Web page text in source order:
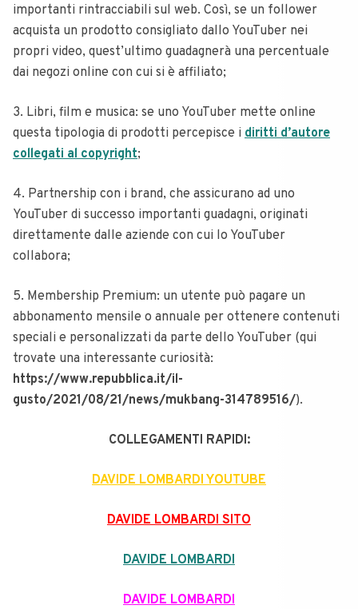
importanti rintracciabili sul web. Così, se un follower
acquista un prodotto consigliato dallo YouTuber nei
propri video, quest’ultimo guadagnerà una percentuale
dai negozi online con cui si è affiliato;
3. Libri, film e musica: se uno YouTuber mette online
questa tipologia di prodotti percepisce i diritti d’autore
collegati al copyright;
4. Partnership con i brand, che assicurano ad uno
YouTuber di successo importanti guadagni, originati
direttamente dalle aziende con cui lo YouTuber
collabora;
5. Membership Premium: un utente può pagare un
abbonamento mensile o annuale per ottenere contenuti
speciali e personalizzati da parte dello YouTuber (qui
trovate una interessante curiosità:
https://www.repubblica.it/il-
gusto/2021/08/21/news/mukbang-314789516/).
COLLEGAMENTI RAPIDI:
DAVIDE LOMBARDI YOUTUBE
DAVIDE LOMBARDI SITO
DAVIDE LOMBARDI
DAVIDE LOMBARDI